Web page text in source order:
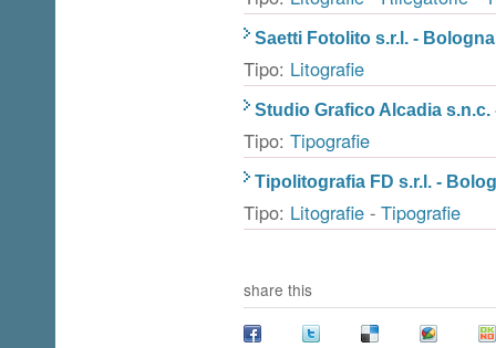
Saetti Fotolito s.r.l. - Bologna
Tipo: Litografie
Studio Grafico Alcadia
Tipo: Tipografie
Tipolitografia FD s.r.l. -
Tipo: Litografie - Tipografie
share this